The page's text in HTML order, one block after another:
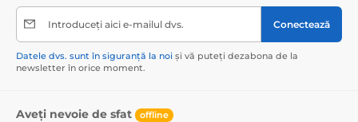
Introduceți aici e-mailul dvs. Conectează
Datele dvs. sunt în siguranță la noi și vă puteți dezabona de la
newsletter în orice moment.
Aveți nevoie de sfat offline